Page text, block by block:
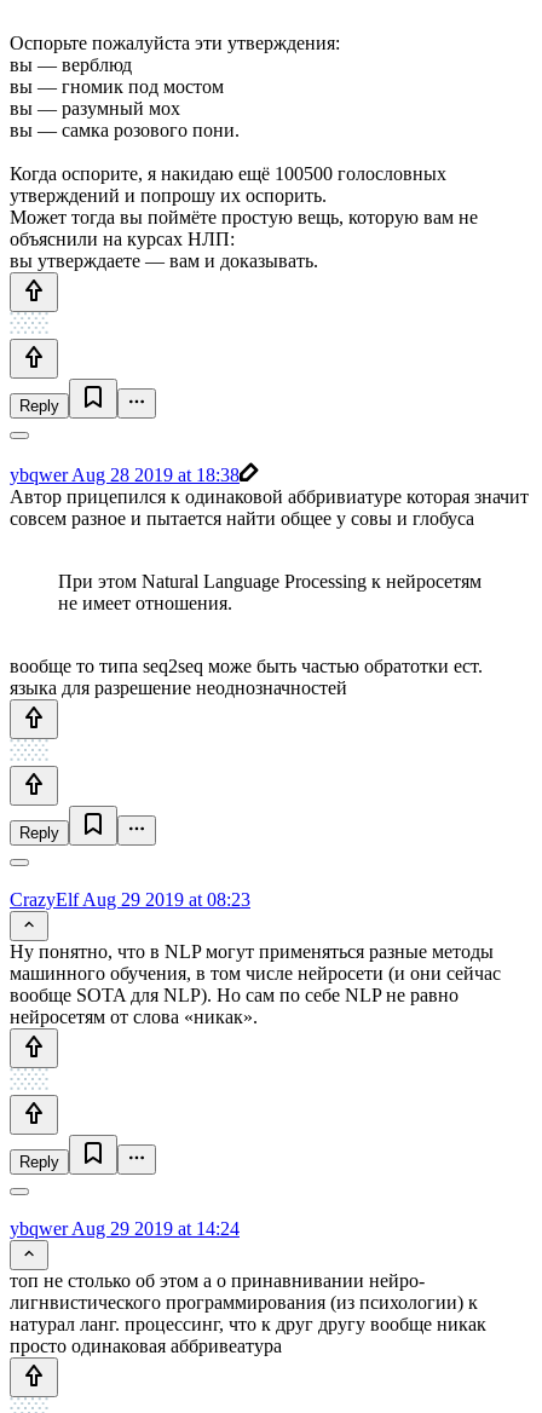
Оспорьте пожалуйста эти утверждения:
вы — верблюд
вы — гномик под мостом
вы — разумный мох
вы — самка розового пони.
Когда оспорите, я накидаю ещё 100500 голословных
утверждений и попрошу их оспорить.
Может тогда вы поймёте простую вещь, которую вам не
объяснили на курсах НЛП:
вы утверждаете — вам и доказывать.
Reply
ybqwerAug 28 2019 at 18:38
Автор прицепился к одинаковой аббривиатуре которая значит
совсем разное и пытается найти общее у совы и глобуса
При этом Natural Language Processing к нейросетям
не имеет отношения.
вообще то типа seq2seq може быть частью обратотки ест.
языка для разрешение неоднозначностей
Reply
CrazyElfAug 29 2019 at 08:23
Ну понятно, что в NLP могут применяться разные методы
машинного обучения, в том числе нейросети (и они сейчас
вообще SOTA для NLP). Но сам по себе NLP не равно
нейросетям от слова «никак».
Reply
ybqwerAug 29 2019 at 14:24
топ не столько об этом а о принавнивании нейро-
лигнвистического программирования (из психологии) к
натурал ланг. процессинг, что к друг другу вообще никак
просто одинаковая аббривеатура